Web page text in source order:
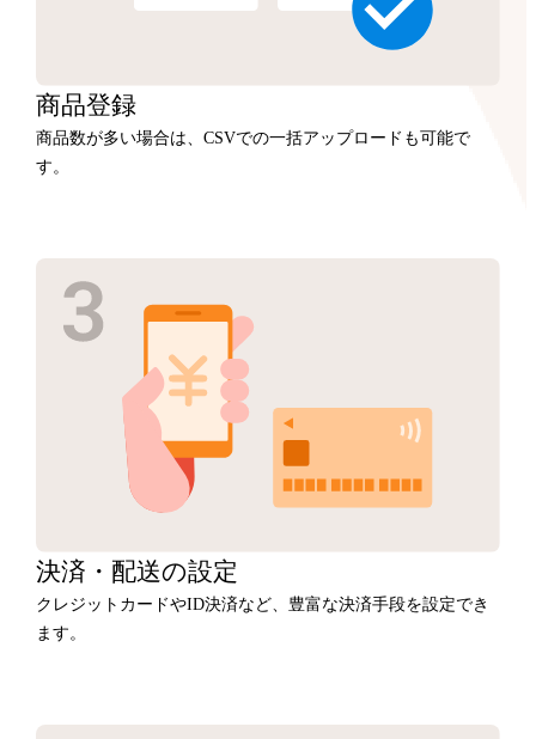
商品登録
商品数が多い場合は、CSVでの一括アップロードも可能で
す。
決済・ 配送の設定
クレジットカードやID決済など、豊富な決済手段を設定でき
ます。